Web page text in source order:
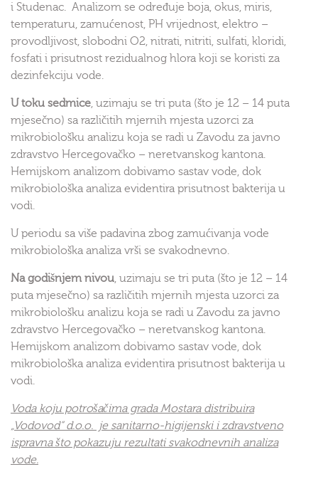
i Studenac. Analizom se određuje boja, okus, miris,
temperaturu, zamućenost, PH vrijednost, elektro –
provodljivost, slobodni O2, nitrati, nitriti, sulfati, kloridi,
fosfati i prisutnost rezidualnog hlora koji se koristi za
dezinfekciju vode.
U toku sedmice, uzimaju se tri puta (što je 12 – 14 puta
mjesečno) sa različitih mjernih mjesta uzorci za
mikrobiološku analizu koja se radi u Zavodu za javno
zdravstvo Hercegovačko – neretvanskog kantona.
Hemijskom analizom dobivamo sastav vode, dok
mikrobiološka analiza evidentira prisutnost bakterija u
vodi.
U periodu sa više padavina zbog zamućivanja vode
mikrobiološka analiza vrši se svakodnevno.
Na godišnjem nivou, uzimaju se tri puta (što je 12 – 14
puta mjesečno) sa različitih mjernih mjesta uzorci za
mikrobiološku analizu koja se radi u Zavodu za javno
zdravstvo Hercegovačko – neretvanskog kantona.
Hemijskom analizom dobivamo sastav vode, dok
mikrobiološka analiza evidentira prisutnost bakterija u
vodi.
Voda koju potrošačima grada Mostara distribuira
„Vodovod“ d.o.o. je sanitarno-higijenski i zdravstveno
ispravna što pokazuju rezultati svakodnevnih analiza
vode.